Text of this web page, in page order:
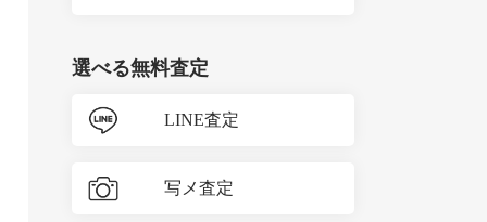
選べる無料査定
LINE査定
写メ査定